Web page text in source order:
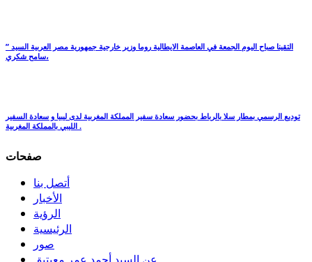
التقينا صباح اليوم الجمعة في العاصمة الايطالية روما وزير خارجية جمهورية مصر العربية السيد ”
سامح شكري،
توديع الرسمي بمطار سلا بالرباط بحضور سعادة سفير المملكة المغربية لدى ليبيا و سعادة السفير
الليبي بالمملكة المغربية .
صفحات
أتصل بنا
الأخبار
الرؤية
الرئيسية
صور